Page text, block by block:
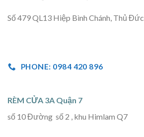
Số 479 QL13 Hiệp Bình Chánh, Thủ Đức
PHONE: 0984 420 896
RÈM CỬA 3A Quận 7
số 10 Đường số 2 , khu Himlam Q7